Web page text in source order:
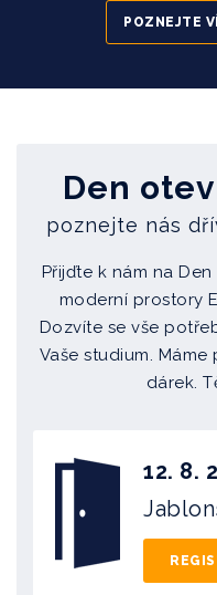
POZNEJTE
Den
poznejte nás
Přijďte k nám na
moderní prostory
Dozvíte se vše
Vaše studium.
dárek.
12. 8.